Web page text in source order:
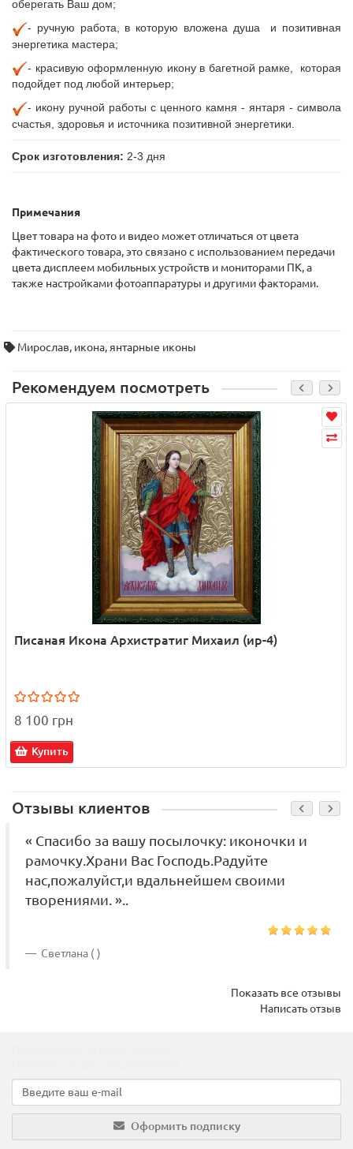
оберегать Ваш дом;
- ручную работа, в которую вложена душа и позитивная
энергетика мастера;
- красивую оформленную икону в багетной рамке, которая
подойдет под любой интерьер;
- икону ручной работы с ценного камня - янтаря - символа
счастья, здоровья и источника позитивной энергетики.
Срок изготовления: 2-3 дня
Примечания
Цвет товара на фото и видео может отличаться от цвета
фактического товара, это связано с использованием передачи
цвета дисплеем мобильных устройств и мониторами ПК, а
также настройками фотоаппаратуры и другими факторами.
Мирослав, икона,янтарные иконы
Рекомендуем посмотреть
Писаная Икона Архистратиг Михаил (ир-4)
8 100 грн
Купить
Отзывы клиентов
« Спасибо за вашу посылочку: иконочки и
рамочку.Храни Вас Господь.Радуйте
нас,пожалуйст,и вдальнейшем своими
творениями. »..
Светлана ( )
Показать все отзывы
Написать отзыв
Оформить подписку